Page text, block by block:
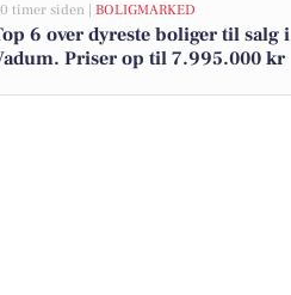
timer siden | BOLIGMARKED
6 over dyreste boliger til salg i
Priser op til 7.995.000 kr